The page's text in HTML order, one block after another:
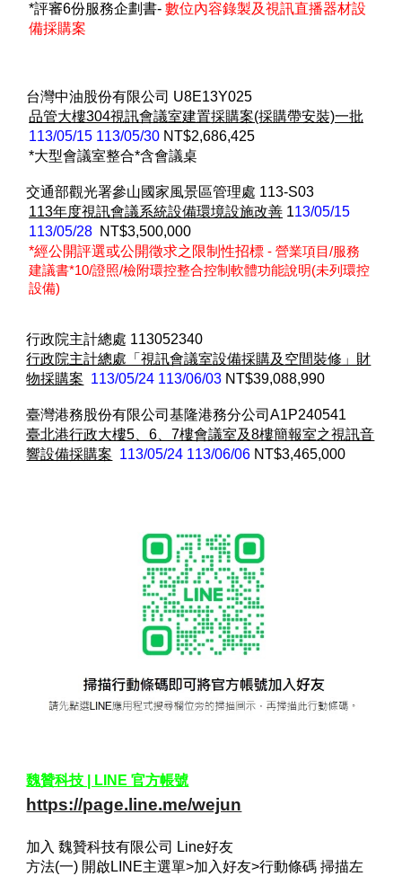
*評審6份服務企劃書-數位內容錄製及視訊直播器材設
備採購案
台灣中油股份有限公司 U8E13Y025
品管大樓304視訊會議室建置採購案(採購帶安裝)一批
113/05/15 113/05/30 NT$2,686,425
*大型會議室整合*含會議桌
交通部觀光署參山國家風景區管理處 113-S03
113年度視訊會議系統設備環境設施改善 113/05/15
113/05/28 NT$3,500,000
*經公開評選或公開徵求之限制性招標 - 營業項目/服務
建議書*10/證照/檢附環控整合控制軟體功能說明(未列環控
設備)
行政院主計總處 113052340
行政院主計總處「視訊會議室設備採購及空間裝修」財
物採購案 113/05/24 113/06/03 NT$39,088,990
臺灣港務股份有限公司基隆港務分公司A1P240541
臺北港行政大樓5、6、7樓會議室及8樓簡報室之視訊音
響設備採購案 113/05/24 113/06/06 NT$3,465,000
魏贊科技 | LINE 官方帳號
https://page.line.me/wejun
加入 魏贊科技有限公司 Line好友
方法(一) 開啟LINE主選單>加入好友>行動條碼 掃描左